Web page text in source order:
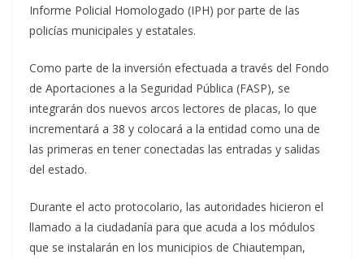
Informe Policial Homologado (IPH) por parte de las
policías municipales y estatales.
Como parte de la inversión efectuada a través del Fondo
de Aportaciones a la Seguridad Pública (FASP), se
integrarán dos nuevos arcos lectores de placas, lo que
incrementará a 38 y colocará a la entidad como una de
las primeras en tener conectadas las entradas y salidas
del estado.
Durante el acto protocolario, las autoridades hicieron el
llamado a la ciudadanía para que acuda a los módulos
que se instalarán en los municipios de Chiautempan,